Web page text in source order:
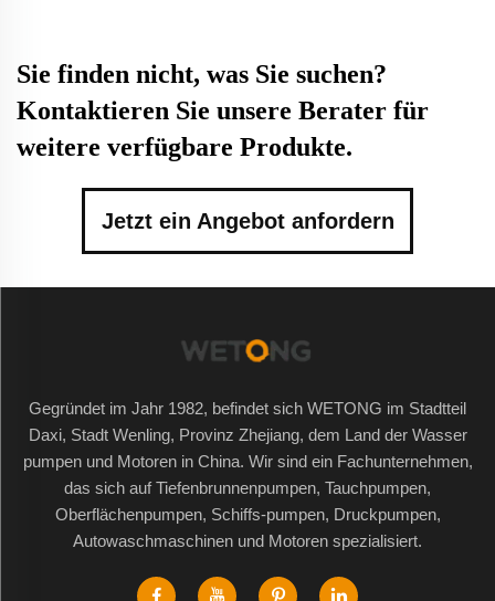
Sie finden nicht, was Sie suchen?
Kontaktieren Sie unsere Berater für
weitere verfügbare Produkte.
Jetzt ein Angebot anfordern
Gegründet im Jahr 1982, befindet sich WETONG im Stadtteil
Daxi, Stadt Wenling, Provinz Zhejiang, dem Land der Wasser
pumpen und Motoren in China. Wir sind ein Fachunternehmen,
das sich auf Tiefenbrunnenpumpen, Tauchpumpen,
Oberflächenpumpen, Schiffs-pumpen, Druckpumpen,
Autowaschmaschinen und Motoren spezialisiert.